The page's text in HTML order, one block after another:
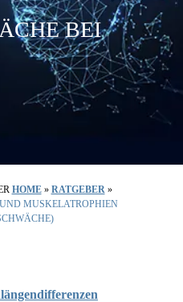
BEI
HOME» RATGEBER»
MUSKELATROPHIEN